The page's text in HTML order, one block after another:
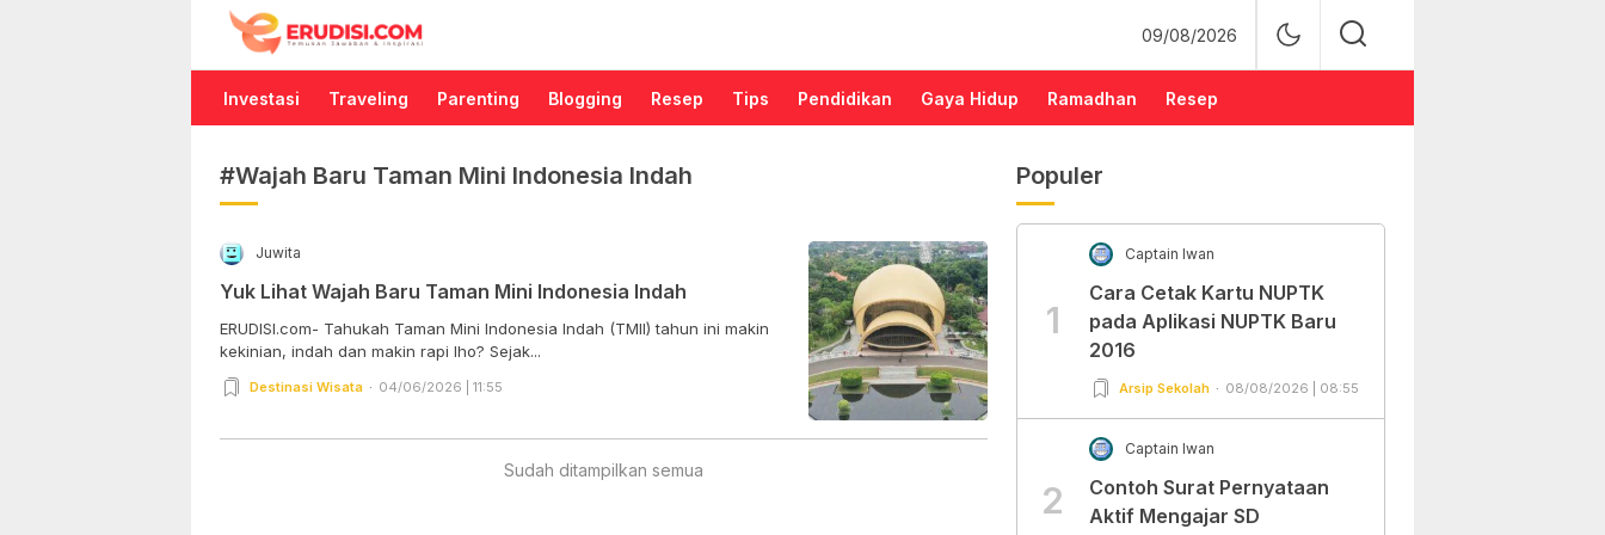
Erudisi
Temukan Jawaban dan Inspirasi
09/08/2026
Investasi Traveling Parenting Blogging Resep Tips Pendidikan Gaya Hidup Ramadhan Resep
#Wajah Baru Taman Mini Indonesia Indah
Juwita
Yuk Lihat Wajah Baru Taman Mini Indonesia Indah
ERUDISI.com- Tahukah Taman Mini Indonesia Indah (TMII) tahun ini makin
kekinian, indah dan makin rapi lho? Sejak...
Destinasi Wisata 04/06/2026 | 11:55
Sudah ditampilkan semua
Populer
1
Captain Iwan
Cara Cetak Kartu NUPTK
pada Aplikasi NUPTK Baru
2016
Arsip Sekolah 08/08/2026 | 08:55
2
Captain Iwan
Contoh Surat Pernyataan
Aktif Mengajar SD